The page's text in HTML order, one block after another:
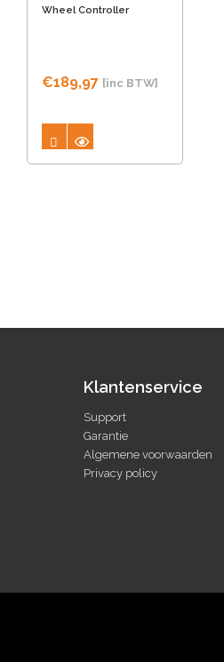
Wheel Controller
€189,97 {inc BTW}
Klantenservice
Support
Garantie
Algemene voorwaarden
Privacy policy